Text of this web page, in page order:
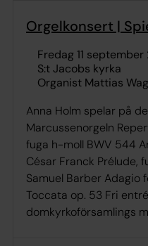
Orgelkonsert |
fredag 11
S:t Jacobs kyrka
Organist Mattias
Anna Holm spelar på
Marcussenorgeln
fuga h-moll BWV 544
César Franck Prélude,
Samuel Barber Adagio
Toccata op. 53 Fri
domkyrkoförsamlings